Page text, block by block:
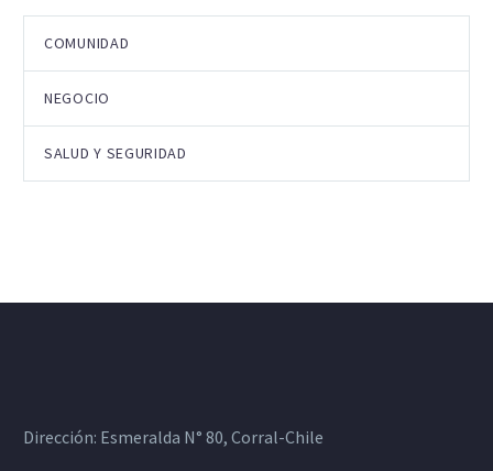
COMUNIDAD
NEGOCIO
SALUD Y SEGURIDAD
Dirección: Esmeralda N° 80, Corral-Chile